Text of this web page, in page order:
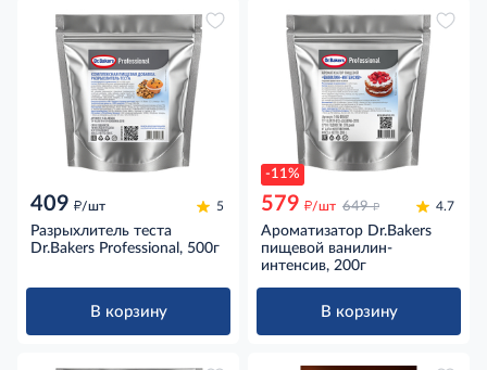
409 д/шт 5
Разрыхлитель теста
Dr.Bakers Professional, 500г
В корзину
-11%
579 д/шт 649 д 4.7
Ароматизатор Dr.Bakers
пищевой ванилин-
интенсив, 200г
В корзину